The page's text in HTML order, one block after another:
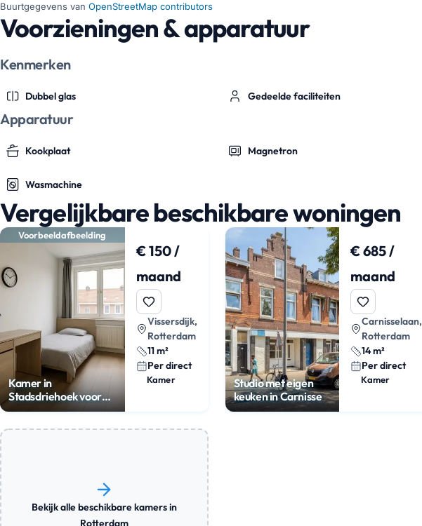
Buurtgegevens van OpenStreetMap contributors
Voorzieningen & apparatuur
Kenmerken
Dubbel glas Gedeelde faciliteiten
Apparatuur
Kookplaat Magnetron
Wasmachine
Vergelijkbare beschikbare woningen
Voorbeeldafbeelding
Kamer in
Stadsdriehoek voor
€150 p/m
€ 150 /
maand
Vissersdijk,
Rotterdam
11 m²
Per direct
Kamer
Studio met eigen
keuken in Carnisse
€ 685 /
maand
Carnisselaan,
Rotterdam
14 m²
Per direct
Kamer
Bekijk alle beschikbare kamers in
Rotterdam